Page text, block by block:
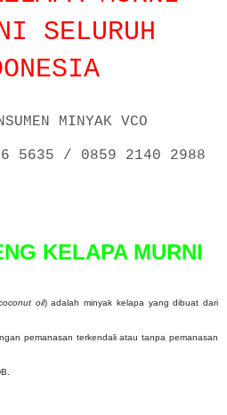
SELURUH
MINYAK VCO
5635 / 0859 2140 2988
KELAPA MURNI
oil) adalah minyak kelapa yang dibuat dari
pemanasan terkendali atau tanpa pemanasan